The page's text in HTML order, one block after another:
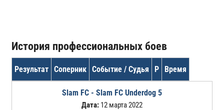
История профессиональных боев
Результат Соперник Событие / Судья Р Время
Slam FC - Slam FC Underdog 5
Дата:12 марта 2022